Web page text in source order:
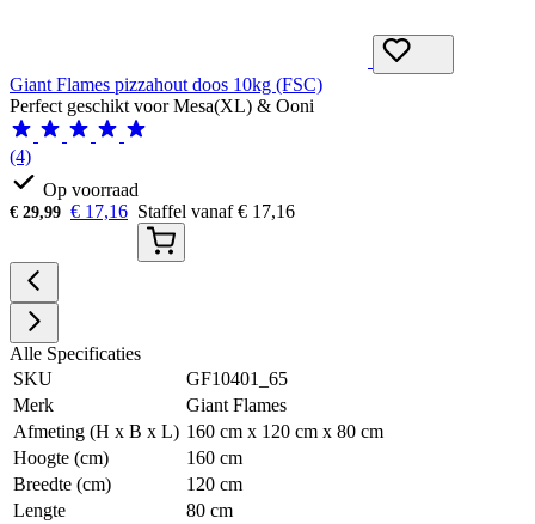
Giant Flames pizzahout doos 10kg (FSC)
Perfect geschikt voor Mesa(XL) & Ooni
(4)
Op voorraad
€ 29,99 € 17,16 Staffel vanaf€ 17,16
Alle Specificaties
SKU
GF10401_65
Merk
Giant Flames
Afmeting (H x B x L) 160 cm x 120 cm x 80 cm
Hoogte (cm)
160 cm
Breedte (cm)
120 cm
Lengte
80 cm